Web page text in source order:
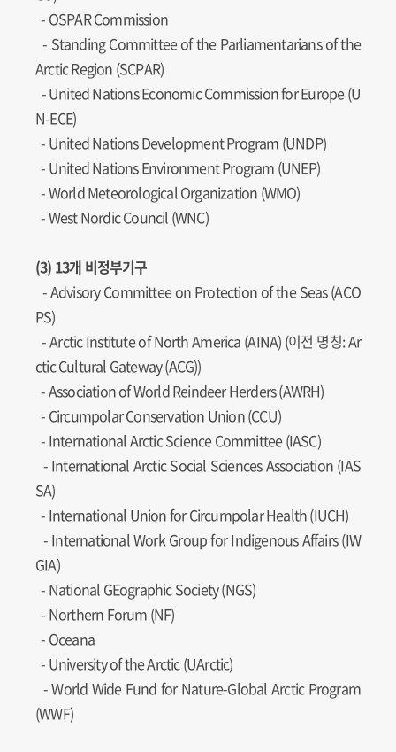
- OSPAR Commission
- Standing Committee of the Parliamentarians of the
Arctic Region (SCPAR)
-United Nations Economic Commission for Europe (U
N-ECE)
- United Nations Development Program (UNDP)
- United Nations Environment Program (UNEP)
- World Meteorological Organization (WMO)
- West Nordic Council (WNC)
(3) 13개 비정부기구
- Advisory Committee on Protection of the Seas (ACO
PS)
- Arctic Institute of North America (AINA) (이전 명칭: Ar
ctic Cultural Gateway (ACG))
- Association of World Reindeer Herders (AWRH)
- Circumpolar Conservation Union (CCU)
- International Arctic Science Committee (IASC)
- International Arctic Social Sciences Association (IAS
SA)
- International Union for Circumpolar Health (IUCH)
- International Work Group for Indigenous Affairs (IW
GIA)
- National GEographic Society (NGS)
- Northern Forum (NF)
- Oceana
- University of the Arctic (UArctic)
- World Wide Fund for Nature-Global Arctic Program
(WWF)